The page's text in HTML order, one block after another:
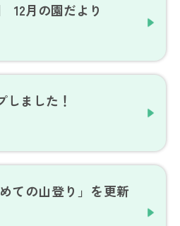
12月の園だより
しました！
ての山登り」を更新